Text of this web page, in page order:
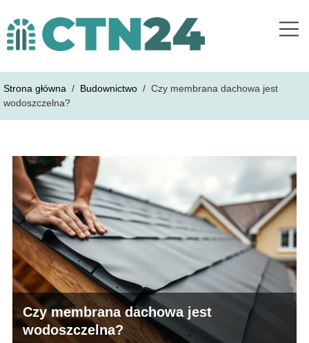
Strona główna / Budownictwo / Czy membrana dachowa jest
wodoszczelna?
Czy membrana dachowa jest
wodoszczelna?